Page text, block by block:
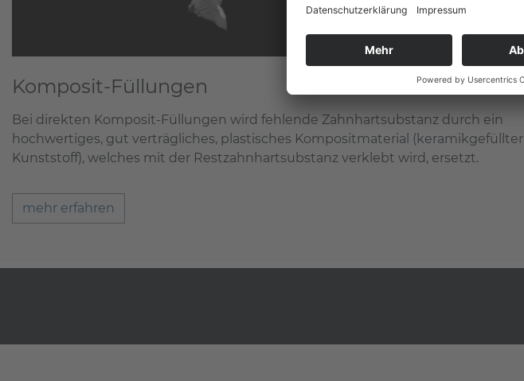
Komposit-Füllungen
Bei direkten Komposit-Füllungen wird fehlende Zahnhartsubstanz durch ein
hochwertiges, gut verträgliches, plastisches Kompositmaterial (keramikgefüllter
Kunststoff), welches mit der Restzahnhartsubstanz verklebt wird, ersetzt.
mehr erfahren